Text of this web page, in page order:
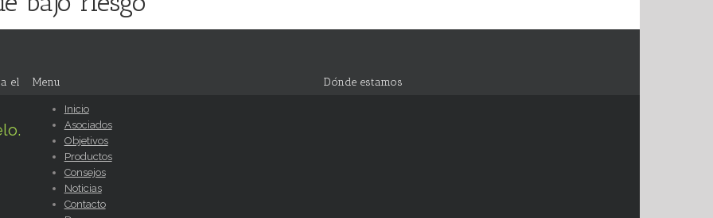
el
Menu
Inicio
Asociados
Objetivos
Productos
Consejos
Noticias
Contacto
Dónde estamos